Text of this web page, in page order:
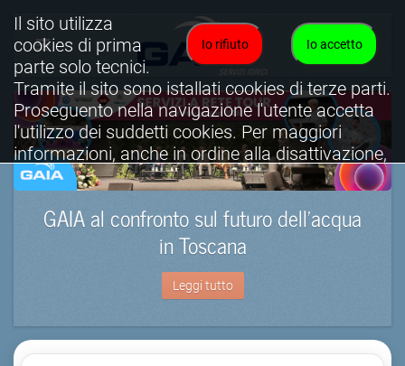
GAIA al confronto sul futuro dell’acqua
in Toscana
Leggi tutto
Io accetto
Io rifiuto
Il sito utilizza
cookies di prima
parte solo tecnici.
Tramite il sito sono istallati cookies di terze parti.
Proseguento nella navigazione l'utente accetta
l'utilizzo dei suddetti cookies. Per maggiori
informazioni, anche in ordine alla disattivazione,
è possibile consultare l'informativa cookies
completa.
Visualizza informativa completa.